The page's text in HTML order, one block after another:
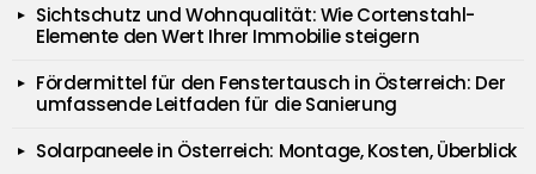
Sichtschutz und Wohnqualität: Wie Cortenstahl-
Elemente den Wert Ihrer Immobilie steigern
Fördermittel für den Fenstertausch in Österreich: Der
umfassende Leitfaden für die Sanierung
Solarpaneele in Österreich: Montage, Kosten, Überblick